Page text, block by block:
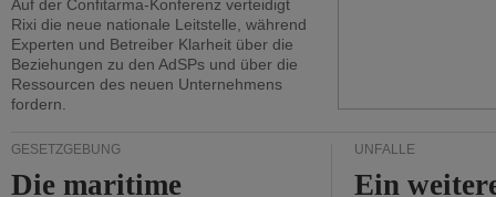
Auf der Confitarma-Konferenz verteidigt
Rixi die neue nationale Leitstelle, während
Experten und Betreiber Klarheit über die
Beziehungen zu den AdSPs und über die
Ressourcen des neuen Unternehmens
fordern.
GESETZGEBUNG
Die maritime
UNFÄLLE
Ein